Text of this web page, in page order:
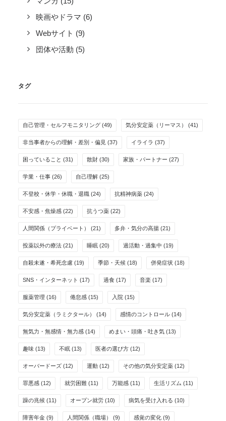
映画やドラマ (6)
Webサイト (9)
団体や活動 (5)
タグ
自己管理・セルフモニタリング (49) 気分安定薬（リーマス） (41)
非当事者からの理解・差別・偏見 (37) イライラ (37)
困っていること (31) 散財 (30) 家族・パートナー (27)
学業・仕事 (26) 自己理解 (25)
不登校・休学・休職・退職 (24) 抗精神病薬 (24)
不安感・焦燥感 (22) 抗うつ薬 (22)
人間関係（プライベート） (21) 多弁・気分の高揚 (21)
投薬以外の療法 (21) 睡眠 (20) 過活動・過集中 (19)
自殺未遂・希死念慮 (19) 季節・天候 (18) 併発症状 (18)
SNS・インターネット (17) 過食 (17) 音楽 (17)
服薬管理 (16) 倦怠感 (15) 入院 (15)
気分安定薬（ラミクタール） (14) 感情のコントロール (14)
無気力・無感情・無力感 (14) めまい・頭痛・吐き気 (13)
趣味 (13) 不眠 (13) 医者の選び方 (12)
オーバードーズ (12) 運動 (12) その他の気分安定薬 (12)
罪悪感 (12) 就労困難 (11) 万能感 (11) 生活リズム (11)
躁の兆候 (11) オープン就労 (10) 病気を受け入れる (10)
障害年金 (9) 人間関係（職場） (9) 感覚の変化 (9)